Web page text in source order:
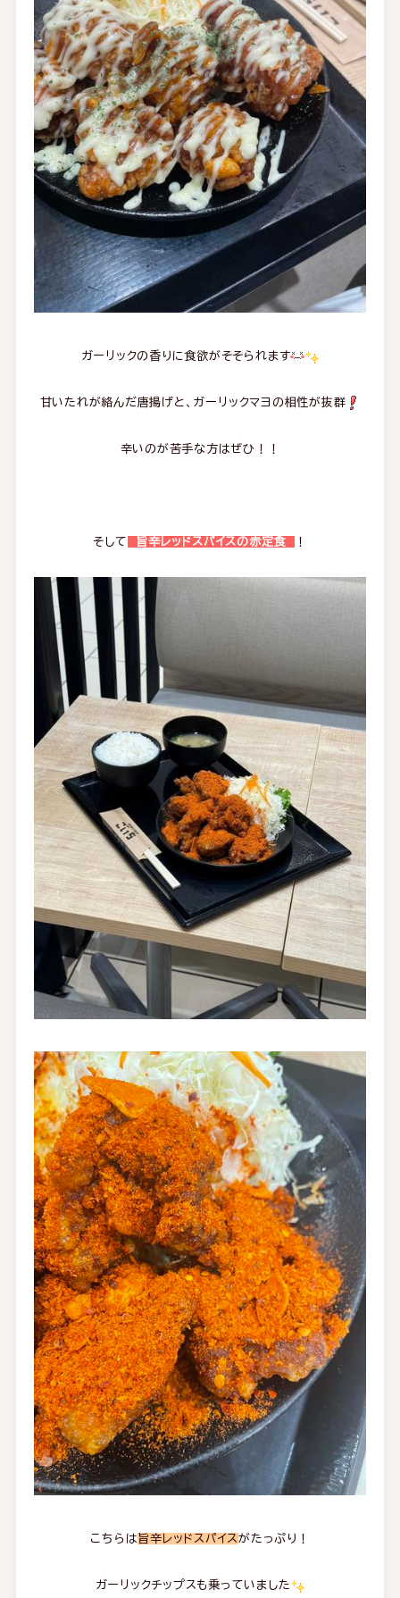
ガーリックの香りに食欲がそそられます
甘いたれが絡んだ唐揚げと、ガーリックマヨの相性が抜群
辛いのが苦手な方はぜひ！！
そして 旨辛レッドスパイスの赤定食 ！
こちらは 旨辛レッドスパイスがたっぷり！
ガーリックチップスも乗っていました